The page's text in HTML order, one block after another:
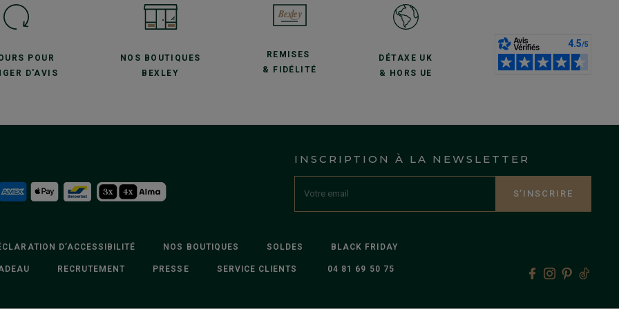
POUR
D'AVIS
NOS BOUTIQUES
BEXLEY
REMISES
& FIDÉLITÉ
DÉTAXE UK
& HORS UE
INSCRIPTION À LA NEWSLETTER
S’INSCRIRE
D’ACCESSIBILITÉ NOS BOUTIQUES SOLDES BLACK FRIDAY
RECRUTEMENT PRESSE SERVICE CLIENTS 04 81 69 50 75